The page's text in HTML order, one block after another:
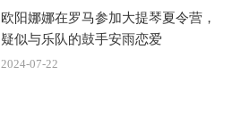
顺风顺水，老刘肯定有失落，
欧阳娜娜在罗马参加大提琴夏令营，
疑似与乐队的鼓手安雨恋爱
2024-07-22